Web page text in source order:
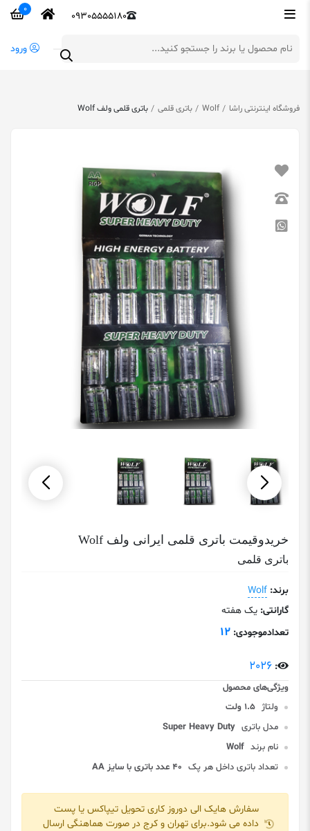
09305555180
0
ورود
فروشگاه اینترنتی راشا Wolf باتری قلمی باتری قلمی ولف Wolf
خریدوقیمت باتری قلمی ایرانی ولف Wolf
باتری قلمی
برند: Wolf
گارانتی: یک هفته
تعدادموجودی: 12
:
2026
ولتاژ 1.5 ولت
مدل باتری Super Heavy Duty
نام برند Wolf
تعداد باتری داخل هر پک 40 عدد باتری با سایز AA
سفارش هایک الی دوروز کاری تحویل تیپاکس یا پست
داده می شود.برای تهران و کرج در صورت هماهنگی ارسال